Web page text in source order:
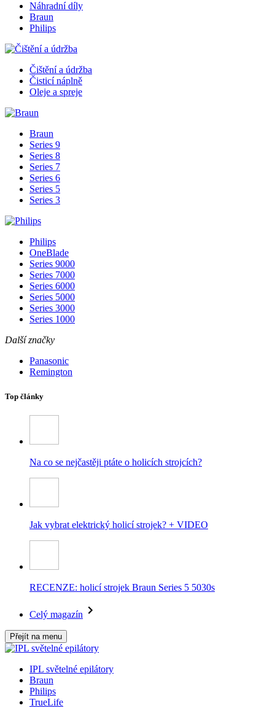
Náhradní díly
Braun
Philips
Čištění a údržba
Čisticí náplně
Oleje a spreje
Braun
Series 9
Series 8
Series 7
Series 6
Series 5
Series 3
Philips
OneBlade
Series 9000
Series 7000
Series 6000
Series 5000
Series 3000
Series 1000
Další značky
Panasonic
Remington
Top články
Na co se nejčastěji ptáte o holicích strojcích?
Jak vybrat elektrický holicí strojek? + VIDEO
RECENZE: holicí strojek Braun Series 5 5030s
Celý magazín
Přejít na menu
IPL světelné epilátory
Braun
Philips
TrueLife